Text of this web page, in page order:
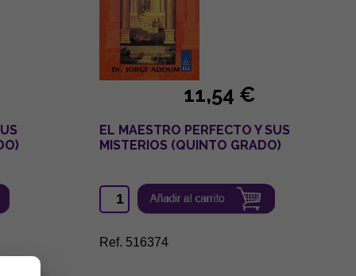
11,54 €
EL MAESTRO PERFECTO Y SUS
MISTERIOS (QUINTO GRADO)
Ref. 516374